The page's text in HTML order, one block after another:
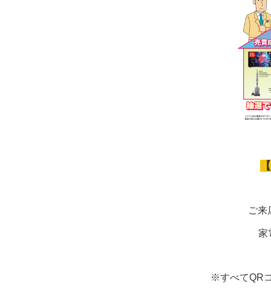
ご来
家
※すべてQR